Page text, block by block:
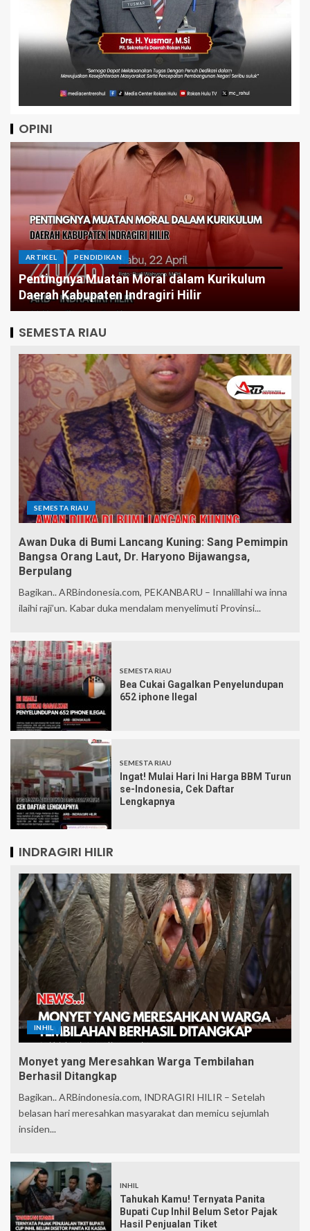
OPINI
ARTIKEL
Menatap Asa Dibalik Angka: Jika
Tetap Stagnan Butuh Berapa
Infrastruktur Merata?
SEMESTA RIAU
SEMESTA RIAU
Awan Duka di Bumi Lancang Kuning: Sang Pemimpin
Bangsa Orang Laut, Dr. Haryono Bijawangsa,
Berpulang
Bagikan.. ARBindonesia.com, PEKANBARU – Innalillahi wa inna
ilaihi raji’un. Kabar duka mendalam menyelimuti Provinsi...
SEMESTA RIAU
Bea Cukai Gagalkan Penyelundupan
652 iphone Ilegal
SEMESTA RIAU
Ingat! Mulai Hari Ini Harga BBM Turun
se-Indonesia, Cek Daftar
Lengkapnya
INDRAGIRI HILIR
INHIL
Monyet yang Meresahkan Warga Tembilahan
Berhasil Ditangkap
Bagikan.. ARBindonesia.com, INDRAGIRI HILIR – Setelah
belasan hari meresahkan masyarakat dan memicu sejumlah
insiden...
INHIL
Tahukah Kamu! Ternyata Panita
Bupati Cup Inhil Belum Setor Pajak
Hasil Penjualan Tiket